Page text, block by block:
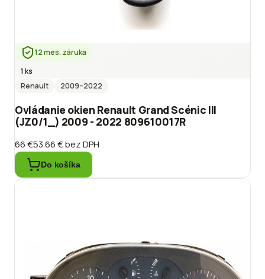
12 mes. záruka
1 ks
Renault
2009–2022
Ovládanie okien Renault Grand Scénic III
(JZ0/1_) 2009 - 2022 809610017R
66 €53.66 €bez DPH
Do košíka